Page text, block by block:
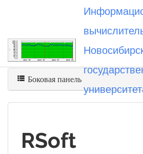
Вы посетили rsoft
Боковая панель
RSoft